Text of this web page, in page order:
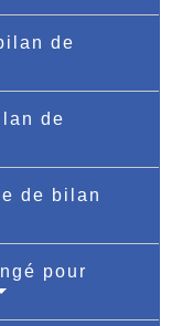
de
de
de bilan
pour